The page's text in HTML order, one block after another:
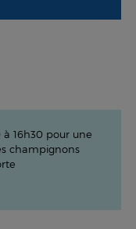
à 16h30 pour une
champignons